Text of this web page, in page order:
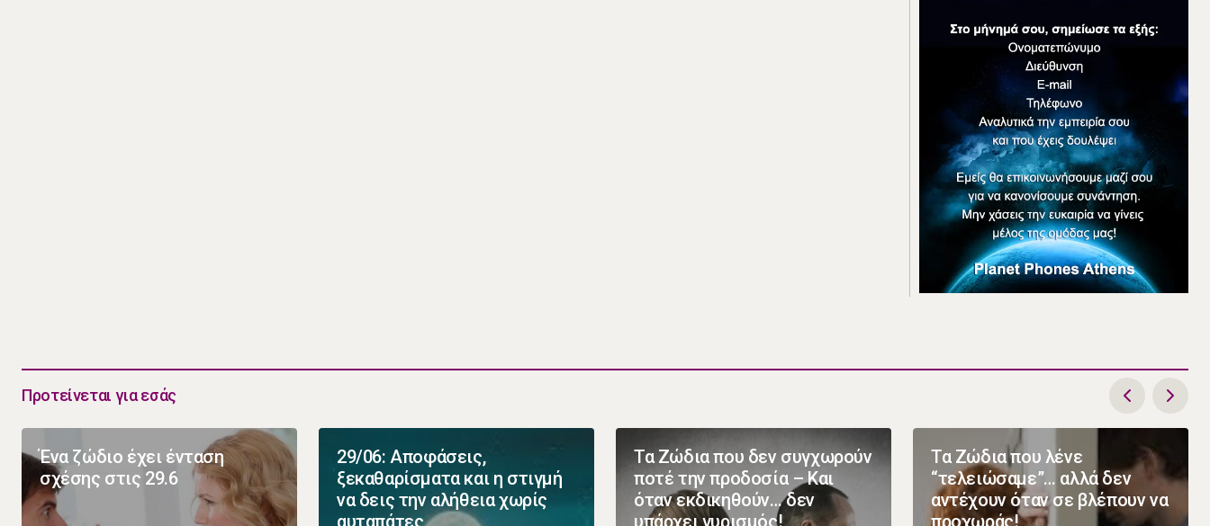
Προτείνεται για εσάς
Ένα ζώδιο έχει ένταση
σχέσης στις 29.6
29/06: Αποφάσεις,
ξεκαθαρίσματα και η στιγμή
να δεις την αλήθεια χωρίς
αυταπάτες
Τα Ζώδια που δεν συγχωρούν
ποτέ την προδοσία – Και
όταν εκδικηθούν… δεν
υπάρχει γυρισμός!
Τα Ζώδια που λένε
“τελειώσαμε”… αλλά δεν
αντέχουν όταν σε βλέπουν να
προχωράς!